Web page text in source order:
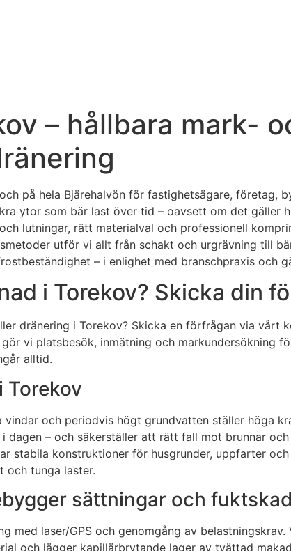
– hållbara mark-
på hela Bjärehalvön för fastighetsägare, företag,
ytor som bär last över tid – oavsett om det gäller
lutningar, rätt materialval och professionell
utför vi allt från schakt och urgrävning till
– i enlighet med branschpraxis och
i Torekov? Skicka din
dränering i Torekov? Skicka en förfrågan via
vi platsbesök, inmätning och markundersökning
alltid.
Torekov
och periodvis högt grundvatten ställer höga
dagen – och säkerställer att rätt fall mot brunnar
stabila konstruktioner för husgrunder, uppfarter
och tunga laster.
sättningar och
med laser/GPS och genomgång av
och lägger kapillärbrytande lager av tvättad